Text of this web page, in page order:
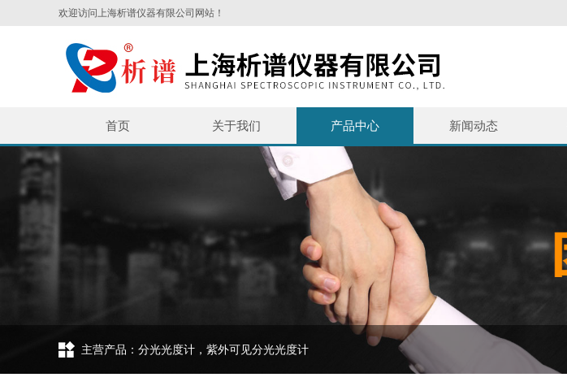
欢迎访问上海析谱仪器有限公司网站！
首页 关于我们 产品中心 新闻动态
主营产品：分光光度计，紫外可见分光光度计